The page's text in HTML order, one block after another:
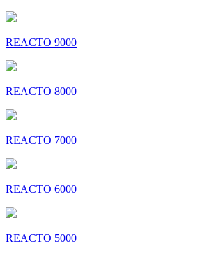
REACTO 9000
REACTO 8000
REACTO 7000
REACTO 6000
REACTO 5000